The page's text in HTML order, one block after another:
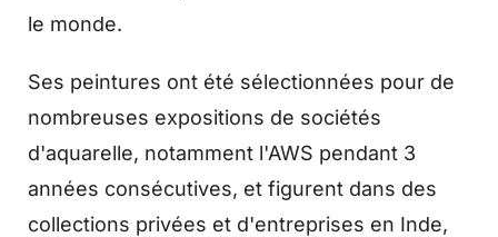
le monde.
Ses peintures ont été sélectionnées pour de
nombreuses expositions de sociétés
d'aquarelle, notamment l'AWS pendant 3
années consécutives, et figurent dans des
collections privées et d'entreprises en Inde,